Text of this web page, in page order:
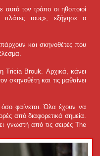
τον τρόπο οι ηθοποιοί
τους», εξήγησε ο
και σκηνοθέτες που
Tricia Brouk. Αρχικά, κάνει
σκηνοθέτη και τις μαθαίνει
φαίνεται. Όλα έχουν να
από διαφορετικά σημεία.
γνωστή από τις σειρές The